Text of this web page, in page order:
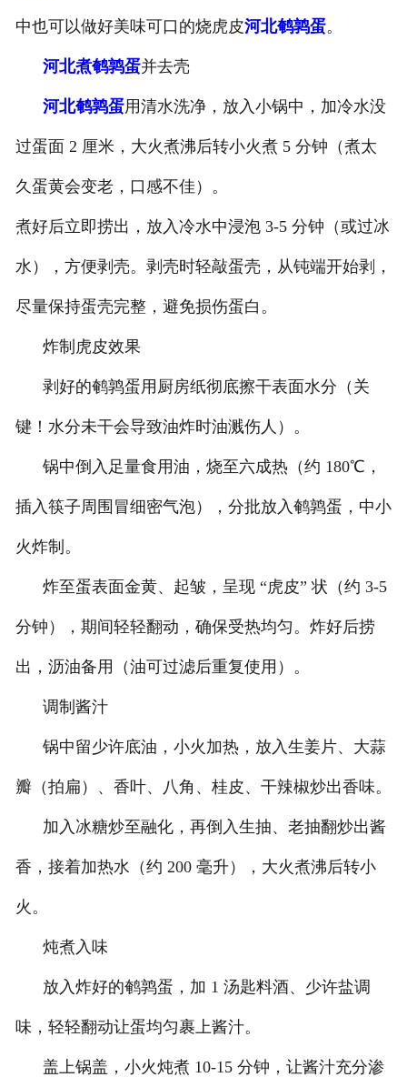
- 河北茶香味卤蛋
中也可以做好美味可口的烧虎皮河北鹌鹑蛋。
河北煮鹌鹑蛋并去壳
河北鹌鹑蛋用清水洗净，放入小锅中，加冷水没
过蛋面 2 厘米，大火煮沸后转小火煮 5 分钟（煮太
久蛋黄会变老，口感不佳）。
煮好后立即捞出，放入冷水中浸泡 3-5 分钟（或过冰
水），方便剥壳。剥壳时轻敲蛋壳，从钝端开始剥，
尽量保持蛋壳完整，避免损伤蛋白。
炸制虎皮效果
剥好的鹌鹑蛋用厨房纸彻底擦干表面水分（关
键！水分未干会导致油炸时油溅伤人）。
锅中倒入足量食用油，烧至六成热（约 180℃，
插入筷子周围冒细密气泡），分批放入鹌鹑蛋，中小
火炸制。
炸至蛋表面金黄、起皱，呈现 “虎皮” 状（约 3-5
分钟），期间轻轻翻动，确保受热均匀。炸好后捞
出，沥油备用（油可过滤后重复使用）。
调制酱汁
锅中留少许底油，小火加热，放入生姜片、大蒜
瓣（拍扁）、香叶、八角、桂皮、干辣椒炒出香味。
加入冰糖炒至融化，再倒入生抽、老抽翻炒出酱
香，接着加热水（约 200 毫升），大火煮沸后转小
火。
炖煮入味
放入炸好的鹌鹑蛋，加 1 汤匙料酒、少许盐调
味，轻轻翻动让蛋均匀裹上酱汁。
盖上锅盖，小火炖煮 10-15 分钟，让酱汁充分渗